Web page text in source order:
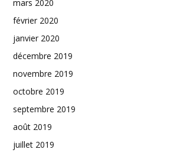
mars 2020
février 2020
janvier 2020
décembre 2019
novembre 2019
octobre 2019
septembre 2019
août 2019
juillet 2019